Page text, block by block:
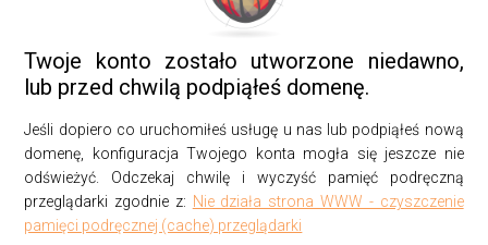
Twoje konto zostało utworzone niedawno,
lub przed chwilą podpiąłeś domenę.
Jeśli dopiero co uruchomiłeś usługę u nas lub podpiąłeś nową
domenę, konfiguracja Twojego konta mogła się jeszcze nie
odświeżyć. Odczekaj chwilę i wyczyść pamięć podręczną
przeglądarki zgodnie z: Nie działa strona WWW - czyszczenie
pamięci podręcznej (cache) przeglądarki